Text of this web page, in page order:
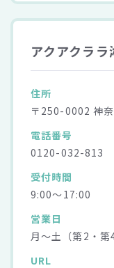
アクアクララ
住所
〒250-0002 神
電話番号
0120-032-813
受付時間
9:00～17:00
営業日
月～土（第2・第
URL